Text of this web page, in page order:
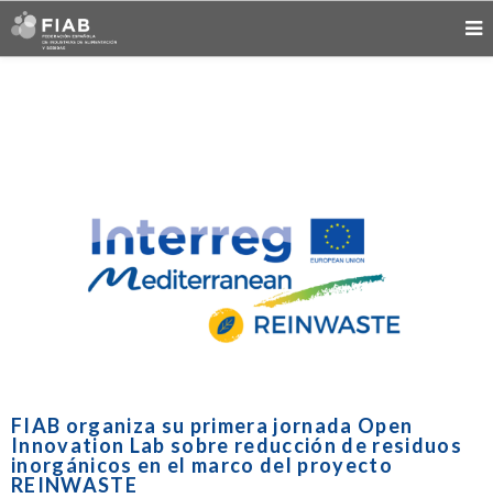
FIAB organiza su primera jornada Open
Innovation Lab sobre reducción de residuos
inorgánicos en el marco del proyecto
REINWASTE